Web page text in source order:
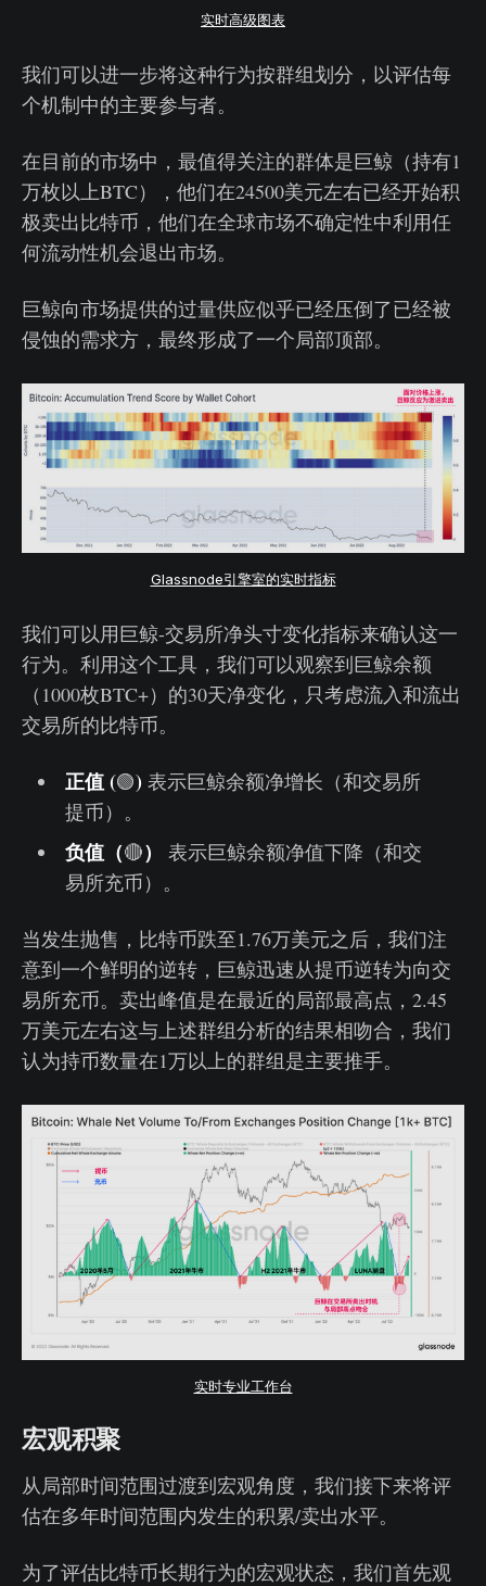
实时高级图表
我们可以进一步将这种行为按群组划分，以评估每
个机制中的主要参与者。
在目前的市场中，最值得关注的群体是巨鲸（持有1
万枚以上BTC），他们在24500美元左右已经开始积
极卖出比特币，他们在全球市场不确定性中利用任
何流动性机会退出市场。
巨鲸向市场提供的过量供应似乎已经压倒了已经被
侵蚀的需求方，最终形成了一个局部顶部。
Glassnode引擎室的实时指标
我们可以用巨鲸-交易所净头寸变化指标来确认这一
行为。利用这个工具，我们可以观察到巨鲸余额
（1000枚BTC+）的30天净变化，只考虑流入和流出
交易所的比特币。
正值 (🟢) 表示巨鲸余额净增长（和交易所
提币）。
负值（🔴）
表示巨鲸余额净值下降（和交
易所充币）。
当发生抛售，比特币跌至1.76万美元之后，我们注
意到一个鲜明的逆转，巨鲸迅速从提币逆转为向交
易所充币。卖出峰值是在最近的局部最高点，2.45
万美元左右这与上述群组分析的结果相吻合，我们
认为持币数量在1万以上的群组是主要推手。
实时专业工作台
宏观积聚
从局部时间范围过渡到宏观角度，我们接下来将评
估在多年时间范围内发生的积累/卖出水平。
为了评估比特币长期行为的宏观状态，我们首先观